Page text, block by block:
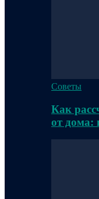
Советы
Как
от дома: